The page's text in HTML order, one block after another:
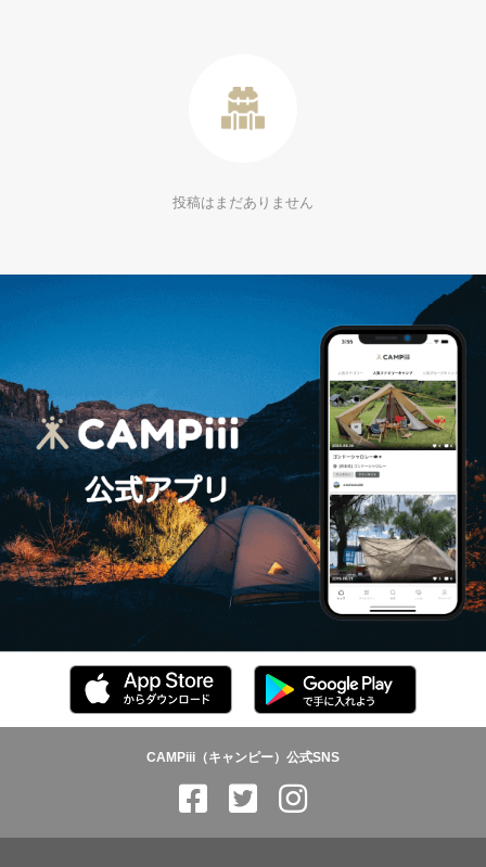
投稿はまだありません
CAMPiii（キャンピー）公式SNS